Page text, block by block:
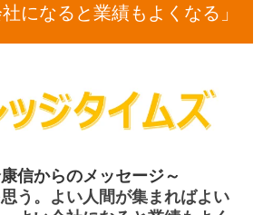
になると業績もよくなる」
信からのメッセージ～
思う。よい人間が集まればよい